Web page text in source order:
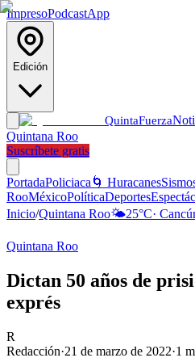
ImpresoPodcastApp
Edición
QuintaFuerza
Quintana Roo
Suscríbete gratis
PortadaPoliciaca 🌀 Huracanes
RooMéxicoPolíticaDeportes
Inicio/Quintana Roo🌤️25°C·
Quintana Roo
Dictan 50 años de
exprés
R
Redacción·21 de marzo de 2022·1